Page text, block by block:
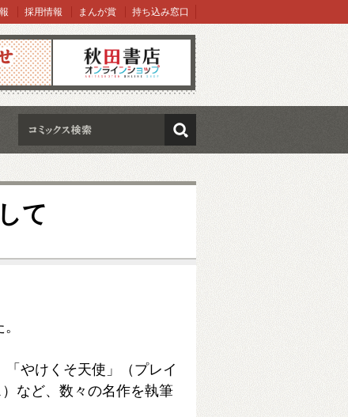
オンラインショップ
採用情報 まんが賞 持ち込み窓口
検索
て
。
やけくそ天使」（プレイ
など、数々の名作を執筆